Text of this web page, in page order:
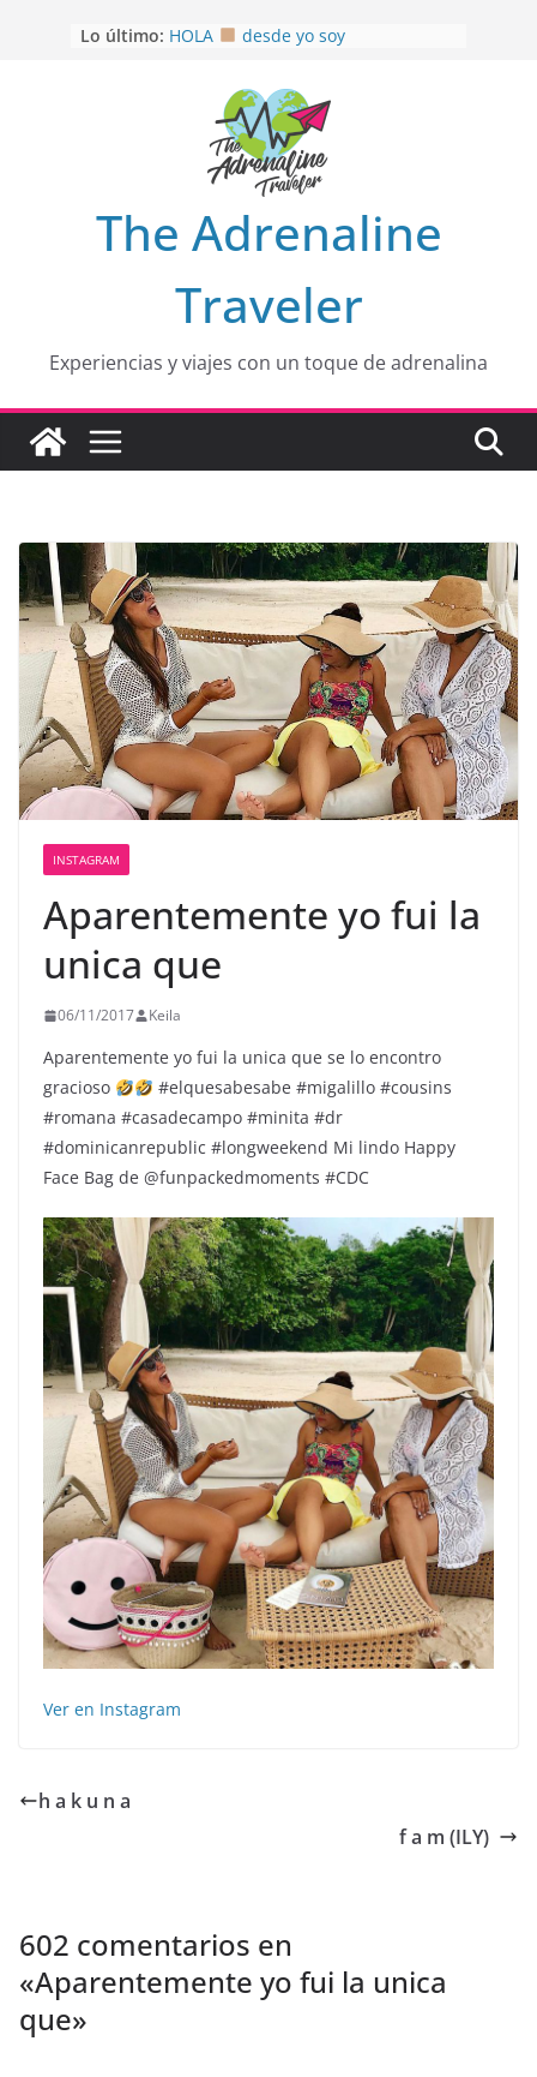
Lo último: HOLA
desde yo soy
EL SENDERO DEL CACAO: Excelente
opción
HOSPEDAJE AL NATURALSHH !!
OTRA PERSPECTIVA de RÍO EL
MULITO!
The Adrenaline
Traveler
Experiencias y viajes con un toque de adrenalina
INSTAGRAM
Aparentemente yo fui la
unica que
06/11/2017 Keila
Aparentemente yo fui la unica que se lo encontro
gracioso
#elquesabesabe #migalillo #cousins
#romana #casadecampo #minita #dr
#dominicanrepublic #longweekend Mi lindo Happy
Face Bag de @funpackedmoments #CDC
Ver en Instagram
h a k u n a
f a m (ILY) ‍‍‍ ️
602 comentarios en
«Aparentemente yo fui la unica
que»